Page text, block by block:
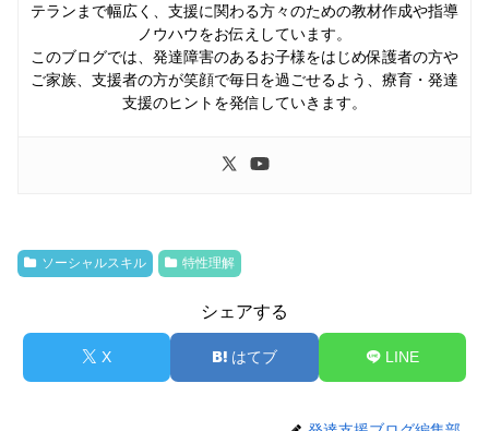
テランまで幅広く、支援に関わる方々のための教材作成や指導
ノウハウをお伝えしています。
このブログでは、発達障害のあるお子様をはじめ保護者の方や
ご家族、支援者の方が笑顔で毎日を過ごせるよう、療育・発達
支援のヒントを発信していきます。
ソーシャルスキル 特性理解
シェアする
X はてブ LINE